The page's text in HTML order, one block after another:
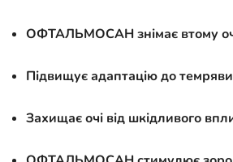
ОФТАЛЬМОСАН знімає втому
Підвищує адаптацію до
Захищає очі від шкідливого